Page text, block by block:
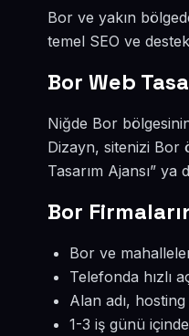
Bor ve yakın
temel SEO ve
Bor Web
Niğde Bor
Dizayn, sitenizi Bor
Tasarım Ajansı”
Bor
Bor ve
Telefonda hızlı
Alan adı,
1-3 iş günü